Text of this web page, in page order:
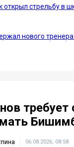
06.08.2026, 08:58